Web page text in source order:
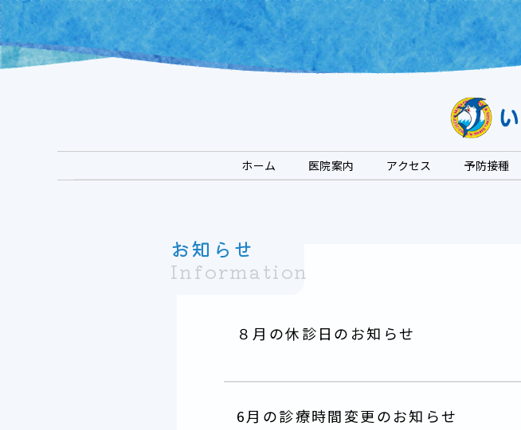
Skip
to
content
ホーム 医院案内 アクセス 予防接種
お知らせ
Information
８月の休診日のお知らせ
6月の診療時間変更のお知らせ